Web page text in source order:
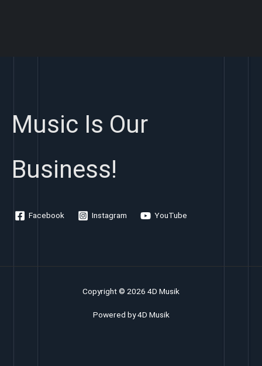
Music Is Our
Business!
Facebook Instagram YouTube
Copyright © 2026 4D Musik
Powered by 4D Musik